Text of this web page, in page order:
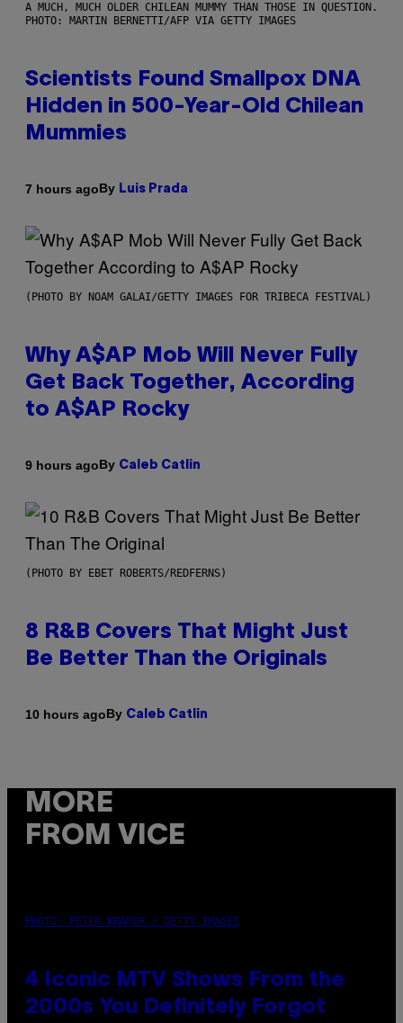
A MUCH, MUCH OLDER CHILEAN MUMMY THAN THOSE IN QUESTION.
PHOTO: MARTIN BERNETTI/AFP VIA GETTY IMAGES
Scientists Found Smallpox DNA
Hidden in 500-Year-Old Chilean
Mummies
7 hours agoBy Luis Prada
(PHOTO BY NOAM GALAI/GETTY IMAGES FOR TRIBECA FESTIVAL)
Why A$AP Mob Will Never Fully
Get Back Together, According
to A$AP Rocky
9 hours agoBy Caleb Catlin
(PHOTO BY EBET ROBERTS/REDFERNS)
8 R&B Covers That Might Just
Be Better Than the Originals
10 hours agoBy Caleb Catlin
MORE
FROM VICE
PHOTO: PETER KRAMER / GETTY IMAGES
4 Iconic MTV Shows From the
2000s You Definitely Forgot